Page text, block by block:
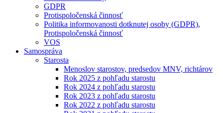
GDPR
Protispoločenská činnosť
Politika informovanosti dotknutej osoby (GDPR),
Protispoločenská činnosť
VOS
Samospráva
Starosta
Menoslov starostov, predsedov MNV, richtárov
Rok 2025 z pohľadu starostu
Rok 2024 z pohľadu starostu
Rok 2023 z pohľadu starostu
Rok 2022 z pohľadu starostu